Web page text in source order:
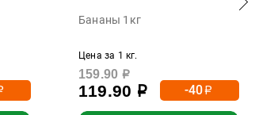
Бананы 1кг
Цена за 1 кг.
159.90 р
119.90 р -40р